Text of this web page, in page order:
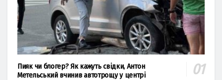
Пияк чи блогер? Як кажуть свідки, Антон
Метельський вчинив автотрощу у центрі